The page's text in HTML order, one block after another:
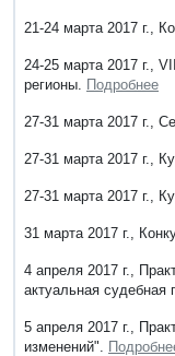
21-24 марта 2017 г.,
24-25 марта 2017 г.,
регионы. Подробнее
27-31 марта 2017 г.,
27-31 марта 2017 г.,
27-31 марта 2017 г.,
31 марта 2017 г.,
4 апреля 2017 г.,
актуальная судебная
5 апреля 2017 г.,
изменений".